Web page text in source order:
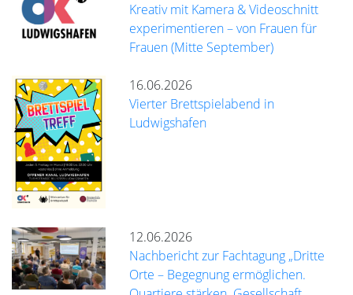
Kreativ mit Kamera & Videoschnitt
experimentieren – von Frauen für
Frauen (Mitte September)
16.06.2026
Vierter Brettspielabend in
Ludwigshafen
12.06.2026
Nachbericht zur Fachtagung „Dritte
Orte – Begegnung ermöglichen.